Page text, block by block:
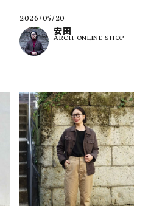
2026/05/20
安田
ARCH ONLINE SHOP